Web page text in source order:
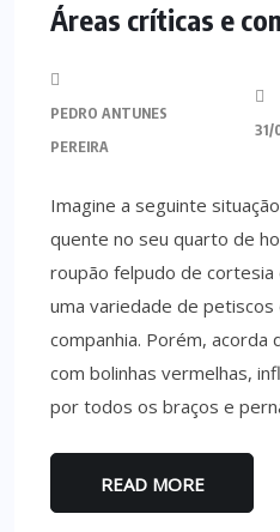
Áreas críticas e
PEDRO ANTUNES
PEREIRA
31/
Imagine a seguinte
quente no seu quarto de
roupão felpudo de cortesia
uma variedade de
companhia. Porém, acorda
com bolinhas vermelhas,
por todos os braços e
READ MORE